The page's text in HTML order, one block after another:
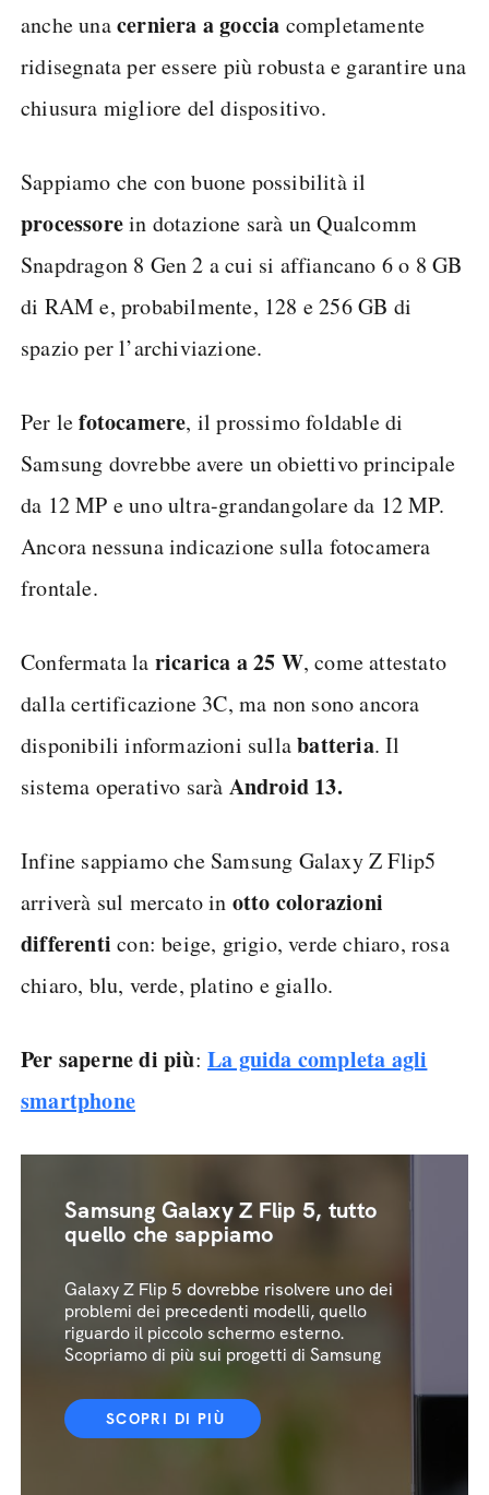
anche unacerniera a goccia completamente
ridisegnata per essere più robusta e garantire una
chiusura migliore del dispositivo.
Sappiamo che con buone possibilità il
processorein dotazione sarà un Qualcomm
Snapdragon 8 Gen 2 a cui si affiancano 6 o 8 GB
di RAM e, probabilmente, 128 e 256 GB di
spazio per l’archiviazione.
Per lefotocamere, il prossimo foldable di
Samsung dovrebbe avere un obiettivo principale
da 12 MP e uno ultra-grandangolare da 12 MP.
Ancora nessuna indicazione sulla fotocamera
frontale.
Confermata la ricarica a 25 W, come attestato
dalla certificazione 3C, ma non sono ancora
disponibili informazioni sullabatteria. Il
sistema operativo sarà Android 13.
Infine sappiamo che Samsung Galaxy Z Flip5
arriverà sul mercato in otto colorazioni
differenti con: beige, grigio, verde chiaro, rosa
chiaro, blu, verde, platino e giallo.
Per saperne di più:La guida completa agli
smartphone
Samsung Galaxy Z Flip 5, tutto
quello che sappiamo
Galaxy Z Flip 5 dovrebbe risolvere uno dei
problemi dei precedenti modelli, quello
riguardo il piccolo schermo esterno.
Scopriamo di più sui progetti di Samsung
SCOPRI DI PIÙ